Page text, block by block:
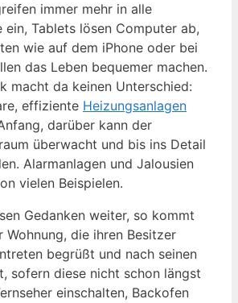
immer mehr in alle
ein, Tablets lösen Computer ab,
wie auf dem iPhone oder bei
das Leben bequemer machen.
macht da keinen Unterschied:
effiziente Heizungsanlagen
darüber kann der
überwacht und bis ins Detail
Alarmanlagen und Jalousien
vielen Beispielen.
Gedanken weiter, so kommt
Wohnung, die ihren Besitzer
begrüßt und nach seinen
sofern diese nicht schon längst
einschalten, Backofen